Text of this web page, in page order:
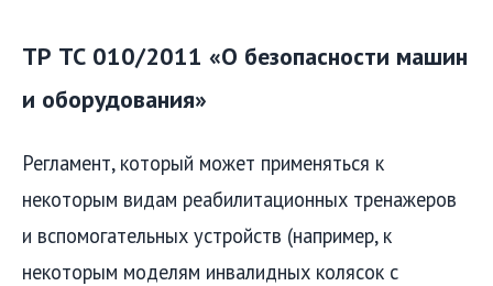
ТР ТС 010/2011 «О безопасности машин
и оборудования»
Регламент, который может применяться к
некоторым видам реабилитационных тренажеров
и вспомогательных устройств (например, к
некоторым моделям инвалидных колясок с